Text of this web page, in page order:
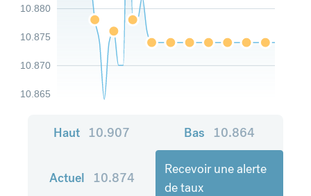
10.865
10.870
10.875
10.880
Haut 10.907 Bas 10.864
Actuel 10.874
Recevoir une alerte
de taux